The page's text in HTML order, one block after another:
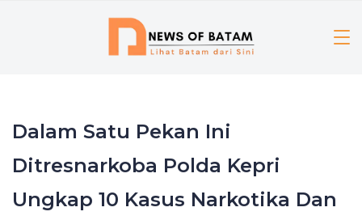
Dalam Satu Pekan Ini
Ditresnarkoba Polda Kepri
Ungkap 10 Kasus Narkotika Dan